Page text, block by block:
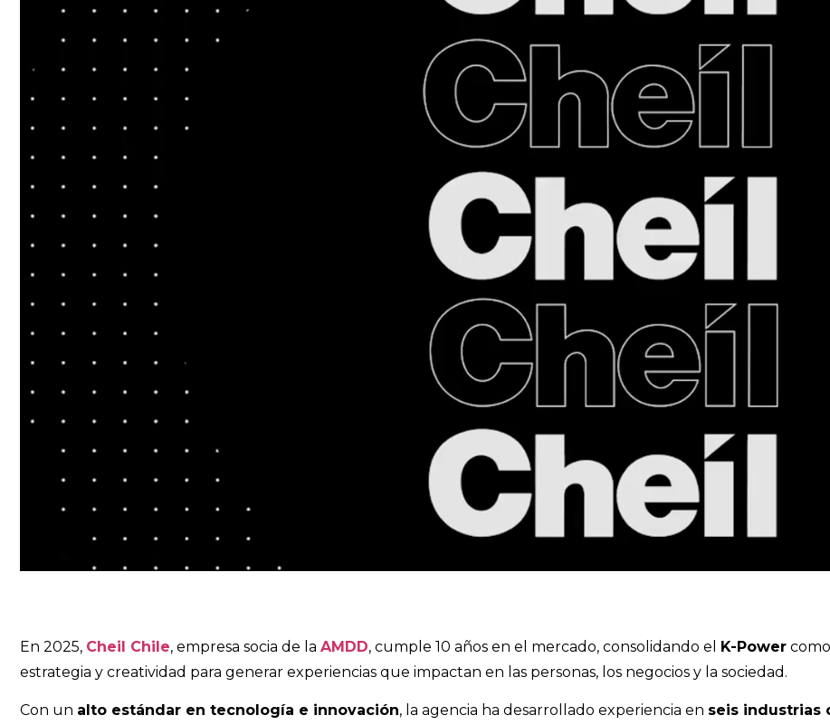
En 2025, Cheil Chile, empresa socia de la AMDD, cumple 10 años en el mercado, consolidando el K-Power
estrategia y creatividad para generar experiencias que impactan en las personas, los negocios y la sociedad.
Con un alto estándar en tecnología e innovación, la agencia ha desarrollado experiencia en seis industrias